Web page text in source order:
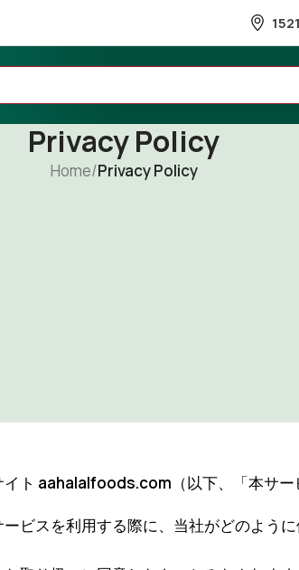
Privacy Policy
Home/Privacy Policy
ト aahalalfoods.com （以下、「本サ
ビスを利用する際に、当社がどのよう